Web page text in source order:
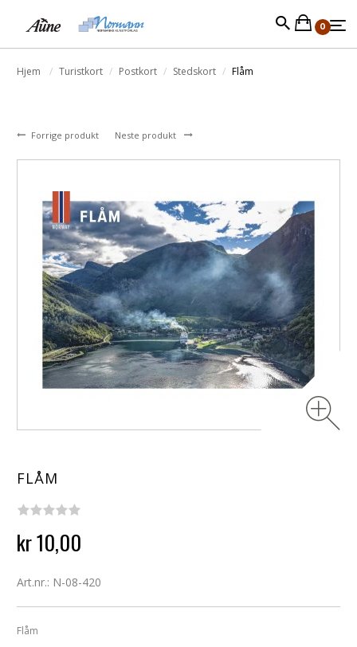
0
Hjem Turistkort Postkort Stedskort Flåm
Forrige produkt Neste produkt
FLÅM
kr 10,00
Art.nr.: N-08-420
Flåm